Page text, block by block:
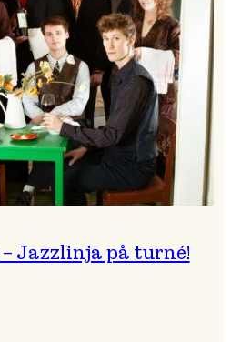
– Jazzlinja på turné!